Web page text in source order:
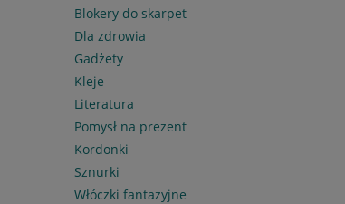
Blokery do skarpet
Dla zdrowia
Gadżety
Kleje
Literatura
Pomysł na prezent
Kordonki
Sznurki
Włóczki fantazyjne